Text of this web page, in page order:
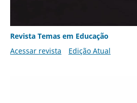
Revista Temas em Educação
Acessar revista
Edição Atual